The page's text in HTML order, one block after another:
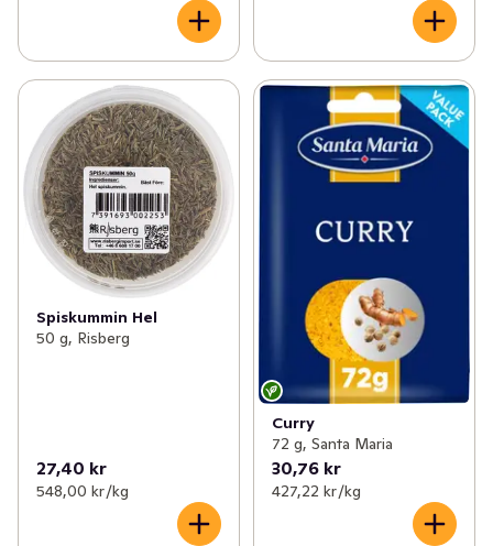
Spiskummin Hel
50 g, Risberg
27,40 kr
548,00 kr /kg
Curry
72 g, Santa Maria
30,76 kr
427,22 kr /kg